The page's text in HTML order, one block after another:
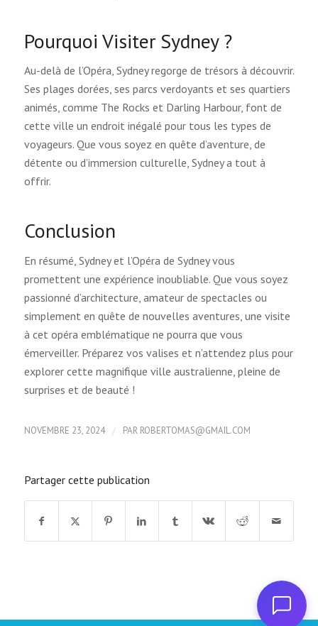
Pourquoi Visiter Sydney ?
Au-delà de l’Opéra, Sydney regorge de trésors à découvrir.
Ses plages dorées, ses parcs verdoyants et ses quartiers
animés, comme The Rocks et Darling Harbour, font de
cette ville un endroit inégalé pour tous les types de
voyageurs. Que vous soyez en quête d’aventure, de
détente ou d’immersion culturelle, Sydney a tout à
offrir.
Conclusion
En résumé, Sydney et l’Opéra de Sydney vous
promettent une expérience inoubliable. Que vous soyez
passionné d’architecture, amateur de spectacles ou
simplement en quête de nouvelles aventures, une visite
à cet opéra emblématique ne pourra que vous
émerveiller. Préparez vos valises et n’attendez plus pour
explorer cette magnifique ville australienne, pleine de
surprises et de beauté !
NOVEMBRE 23, 2024 / PAR ROBERTOMAS@GMAIL.COM
Partager cette publication